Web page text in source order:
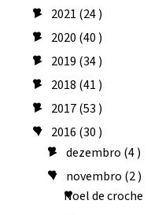
► 2021 (24 )
► 2020 (40 )
► 2019 (34 )
► 2018 (41 )
► 2017(53 )
▼ 2016 (30 )
►dezembro (4 )
▼ novembro (2 )
Noel de croche